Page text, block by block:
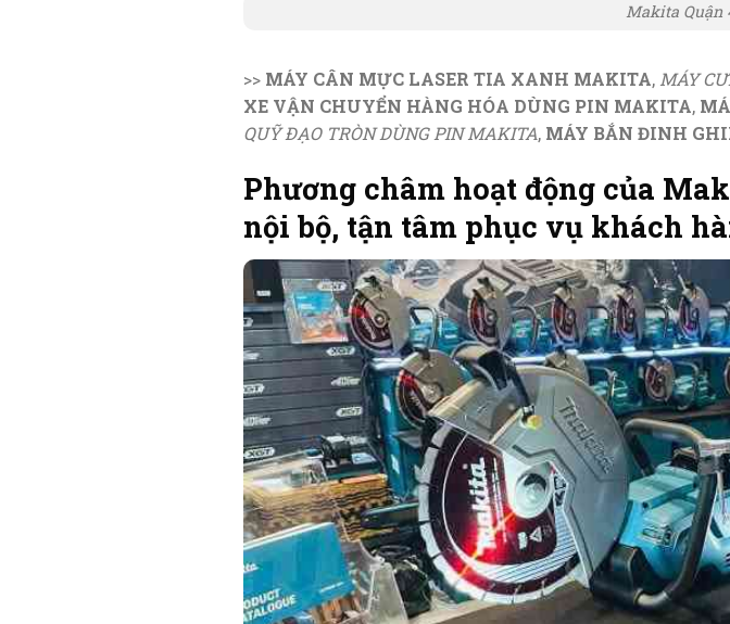
Makita Quận
>> MÁY CÂN MỰC LASER TIA XANH MAKITA, MÁY
XE VẬN CHUYỂN HÀNG HÓA DÙNG PIN MAKITA,
QUỸ ĐẠO TRÒN DÙNG PIN MAKITA, MÁY BẮN ĐINH
Phương châm hoạt động của
nội bộ, tận tâm phục vụ khách